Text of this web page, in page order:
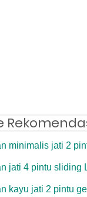
minimalis jati 2
jati 4 pintu sliding
kayu jati 2 pintu